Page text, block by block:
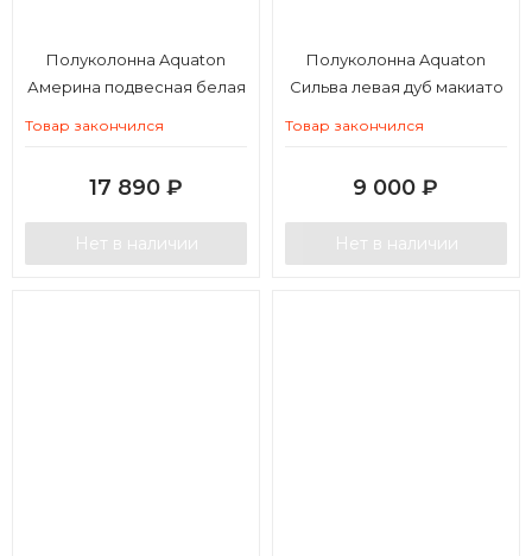
Полуколонна Aquaton
Америна подвесная белая
Товар закончился
17 890 ₽
Нет в наличии
Полуколонна Aquaton
Сильва левая дуб макиато
Товар закончился
9 000 ₽
Нет в наличии